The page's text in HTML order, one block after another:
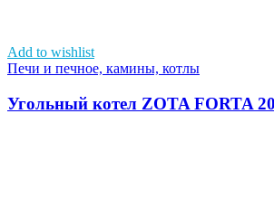
Add to wishlist
Печи и печное, камины, котлы
Угольный котел ZOTA FORTA 20